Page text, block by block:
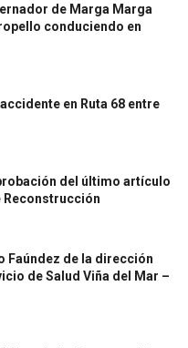
de Marga Marga
conduciendo en
en Ruta 68 entre
del último artículo
Reconstrucción
Faúndez de la dirección
de Salud Viña del Mar –